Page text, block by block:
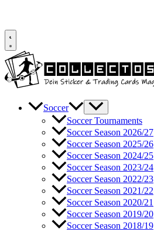
Soccer
Soccer Tournaments
Soccer Season 2026/27
Soccer Season 2025/26
Soccer Season 2024/25
Soccer Season 2023/24
Soccer Season 2022/23
Soccer Season 2021/22
Soccer Season 2020/21
Soccer Season 2019/20
Soccer Season 2018/19